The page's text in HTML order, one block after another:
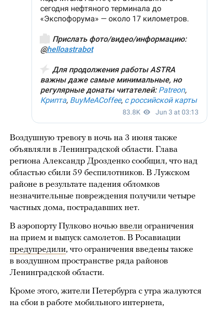
Воздушную тревогу в ночь на 3 июня также
объявляли в Ленинградской области. Глава
региона Александр Дрозденко сообщил, что над
областью сбили 59 беспилотников. В Лужском
районе в результате падения обломков
незначительные повреждения получили четыре
частных дома, пострадавших нет.
В аэропорту Пулково ночью ввели ограничения
на прием и выпуск самолетов. В Росавиации
предупредили, что ограничения введены также
в воздушном пространстве ряда районов
Ленинградской области.
Кроме этого, жители Петербурга с утра жалуются
на сбои в работе мобильного интернета,